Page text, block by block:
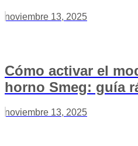
noviembre 13, 2025
Cómo activar el
horno Smeg: guía
noviembre 13, 2025